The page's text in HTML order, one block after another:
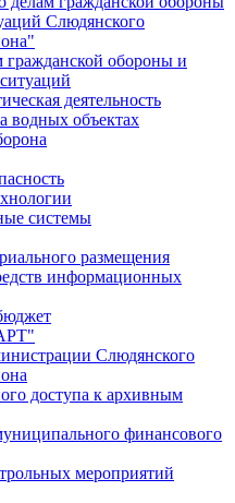
Слюдянского
гражданской обороны и
деятельность
водных объектах
системы
размещения
информационных
Слюдянского
доступа к архивным
финансового
мероприятий